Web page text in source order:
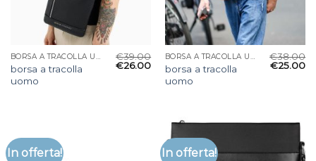
BORSA A TRACOLLA UOMO
borsa a tracolla
uomo
€39.00
€26.00
BORSA A TRACOLLA UOMO
borsa a tracolla
uomo
€38.00
€25.00
In offerta! In offerta!